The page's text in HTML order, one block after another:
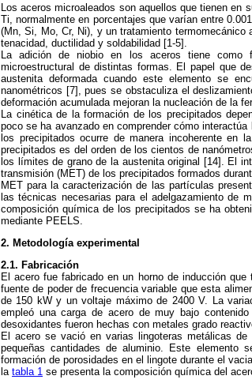
Los aceros microaleados son aquellos que tienen
Ti, normalmente en porcentajes que varían entre
(Mn, Si, Mo, Cr, Ni), y un tratamiento termomecánico
tenacidad, ductilidad y soldabilidad [1-5].
La adición de niobio en los aceros tiene como
microestructural de distintas formas. El papel que
austenita deformada cuando este elemento se
nanométricos [7], pues se obstaculiza el
deformación acumulada mejoran la nucleación de la
La cinética de la formación de los precipitados
poco se ha avanzado en comprender cómo
los precipitados ocurre de manera incoherente en
precipitados es del orden de los cientos de
los límites de grano de la austenita original [14]. El
transmisión (MET) de los precipitados formados
MET para la caracterización de las partículas
las técnicas necesarias para el adelgazamiento de
composición química de los precipitados se ha
mediante PEELS.
2. Metodología experimental
2.1. Fabricación
El acero fue fabricado en un horno de inducción
fuente de poder de frecuencia variable que esta
de 150 kW y un voltaje máximo de 2400 V. La
empleó una carga de acero de muy bajo
desoxidantes fueron hechas con metales grado
El acero se vació en varias lingoteras metálicas
pequeñas cantidades de aluminio. Este elemento
formación de porosidades en el lingote durante el
la tabla 1 se presenta la composición química del